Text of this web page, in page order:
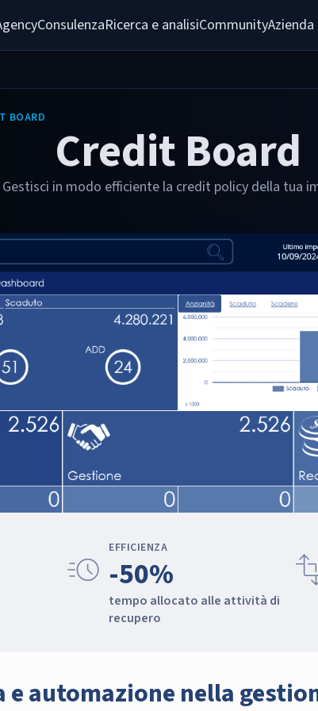
ConsulenzaRicerca e analisiCommunityAzienda
BOARD
Credit Board
Gestisci in modo efficiente la credit policy della tua
acute EFFICIENZA
-50%
tempo allocato alle attività di
recupero
e automazione nella